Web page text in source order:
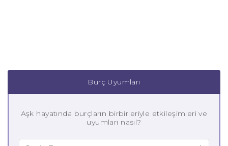
Burç Uyumları
Aşk hayatında burçların birbirleriyle etkileşimleri ve
uyumları nasıl?